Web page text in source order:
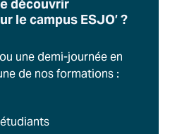
découvrir
le campus ESJO’ ?
une demi-journée en
de nos formations :